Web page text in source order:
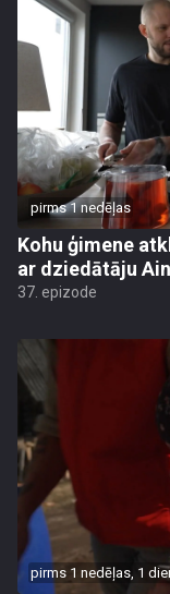
pirms 1 nedēļas
Kohu ģimene
ar dziedātāju
37. epizode
pirms 1 nedēļas, 1